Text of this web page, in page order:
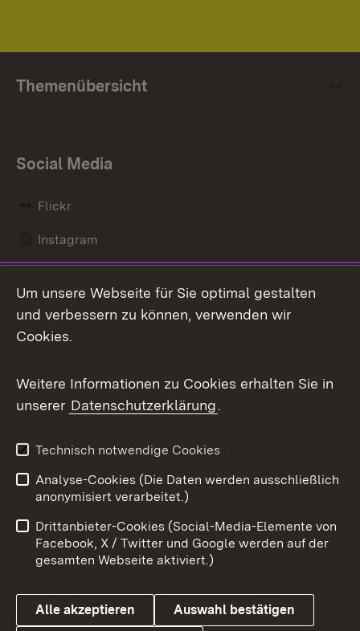
Themenübersicht
Social Media
Flickr
Instagram
Mastodon
Messenger
Social Wall
X / Twitter
Youtube
Benutzungshinweise
Barrierefreiheit
Datenschutz
Cookies
Um unsere Webseite für Sie optimal gestalten
und verbessern zu können, verwenden wir
Cookies.
Weitere Informationen zu Cookies erhalten Sie in
unserer Datenschutzerklärung.
Technisch notwendige Cookies
Analyse-Cookies (Die Daten werden ausschließlich
anonymisiert verarbeitet.)
Drittanbieter-Cookies (Social-Media-Elemente von
Facebook, X / Twitter und Google werden auf der
gesamten Webseite aktiviert.)
Alle akzeptieren Auswahl bestätigen